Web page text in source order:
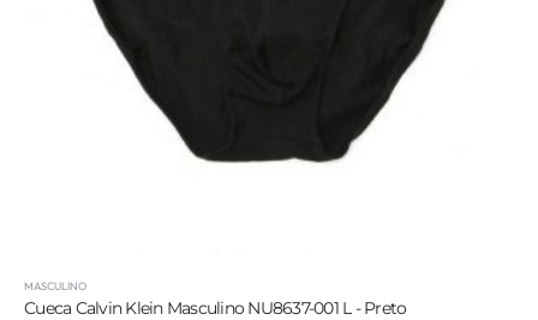
MASCULINO
Cueca Calvin Klein Masculino NU8637-001 L - Preto